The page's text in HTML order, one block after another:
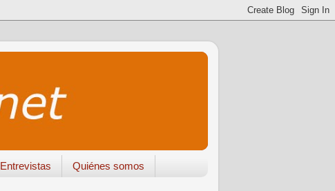
Entrevistas Quiénes somos